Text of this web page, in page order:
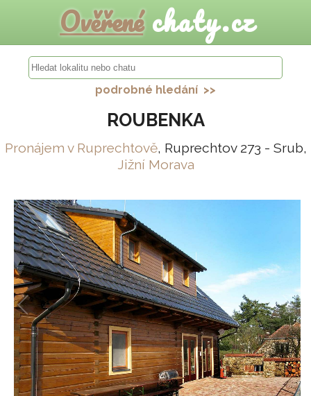
Ověřenéchaty.cz
podrobné hledání >>
ROUBENKA
Pronájem v Ruprechtově, Ruprechtov 273 - Srub,
Jižní Morava